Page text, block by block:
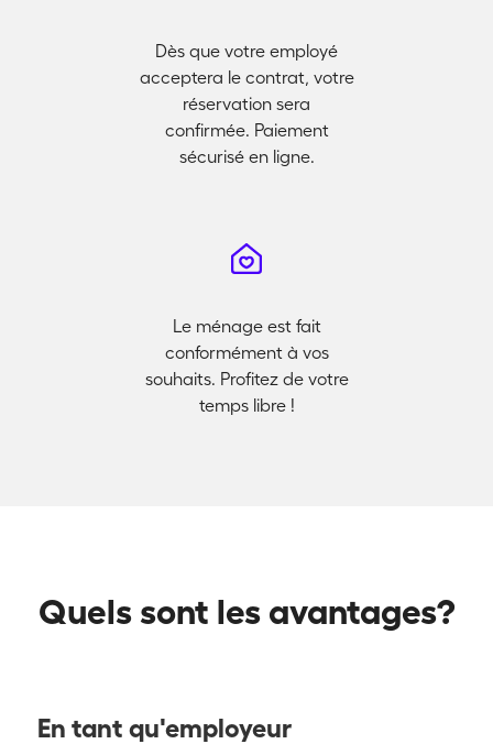
Dès que votre employé
acceptera le contrat, votre
réservation sera
confirmée. Paiement
sécurisé en ligne.
Le ménage est fait
conformément à vos
souhaits. Profitez de votre
temps libre !
Quels sont les avantages?
En tant qu'employeur